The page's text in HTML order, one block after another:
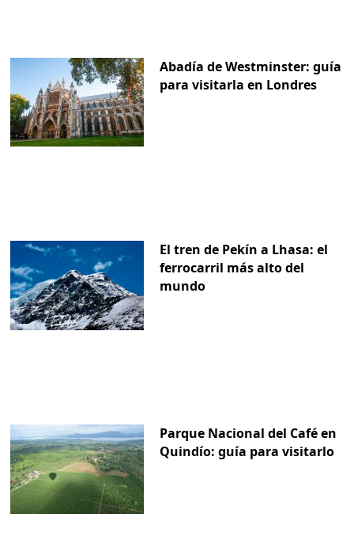
Abadía de Westminster: guía
para visitarla en Londres
El tren de Pekín a Lhasa: el
ferrocarril más alto del
mundo
Parque Nacional del Café en
Quindío: guía para visitarlo